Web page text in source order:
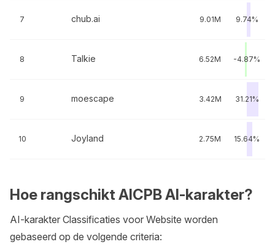
7 chub.ai 9.01M 9.74%
8 Talkie 6.52M -4.87%
9 moescape 3.42M 31.21%
10 Joyland 2.75M 15.64%
Hoe rangschikt AICPB AI-karakter?
AI-karakter Classificaties voor Website worden
gebaseerd op de volgende criteria: